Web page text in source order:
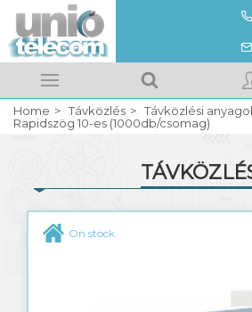
Your shopping cart
SIGN IN
Home Távközlés
Távközlési
Rapidszög 10-es (1000db/csomag)
QV réz földkábel
On stock